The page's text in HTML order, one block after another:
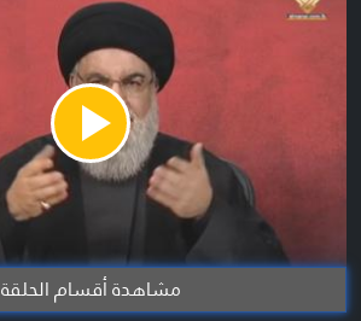
Play
Video
مشاهدة أقسام الحلقة